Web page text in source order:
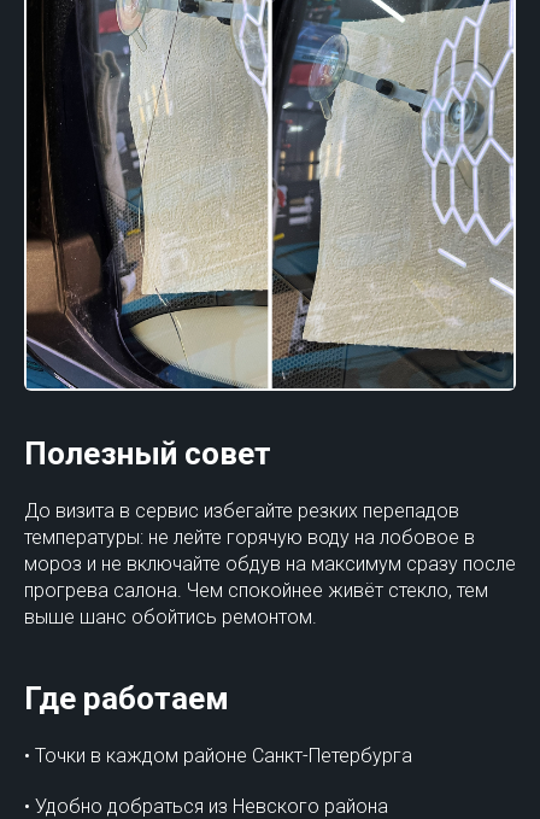
Полезный совет
До визита в сервис избегайте резких перепадов
температуры: не лейте горячую воду на лобовое в
мороз и не включайте обдув на максимум сразу после
прогрева салона. Чем спокойнее живёт стекло, тем
выше шанс обойтись ремонтом.
Где работаем
• Точки в каждом районе Санкт-Петербурга
• Удобно добраться из Невского района